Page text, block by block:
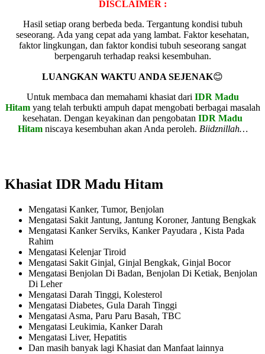
DISCLAIMER :
Hasil setiap orang berbeda beda. Tergantung kondisi tubuh
seseorang. Ada yang cepat ada yang lambat. Faktor kesehatan,
faktor lingkungan, dan faktor kondisi tubuh seseorang sangat
berpengaruh terhadap reaksi kesembuhan.
LUANGKAN WAKTU ANDA SEJENAK😊
Untuk membaca dan memahami khasiat dari IDR Madu
Hitamyang telah terbukti ampuh dapat mengobati berbagai masalah
kesehatan. Dengan keyakinan dan pengobatan IDR Madu
Hitamniscaya kesembuhan akan Anda peroleh. Biidznillah…
Khasiat IDR Madu Hitam
Mengatasi Kanker, Tumor, Benjolan
Mengatasi Sakit Jantung, Jantung Koroner, Jantung Bengkak
Mengatasi Kanker Serviks, Kanker Payudara , Kista Pada
Rahim
Mengatasi Kelenjar Tiroid
Mengatasi Sakit Ginjal, Ginjal Bengkak, Ginjal Bocor
Mengatasi Benjolan Di Badan, Benjolan Di Ketiak, Benjolan
Di Leher
Mengatasi Darah Tinggi, Kolesterol
Mengatasi Diabetes, Gula Darah Tinggi
Mengatasi Asma, Paru Paru Basah, TBC
Mengatasi Leukimia, Kanker Darah
Mengatasi Liver, Hepatitis
Dan masih banyak lagi Khasiat dan Manfaat lainnya